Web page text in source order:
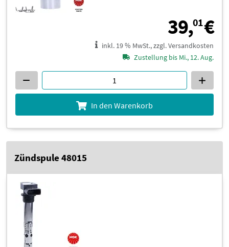
39,01€
inkl. 19 % MwSt., zzgl. Versandkosten
Zustellung bis Mi., 12. Aug.
In den Warenkorb
Zündspule 48015